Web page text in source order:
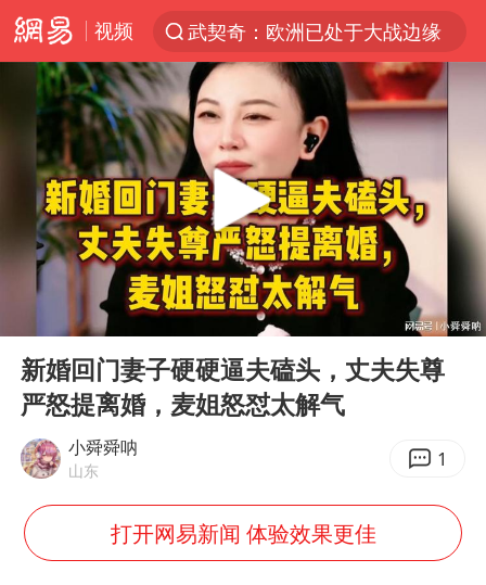
视频
武契奇：欧洲已处于大战边缘
新能源汽车产业链提速
中国一重原副总经理陆文俊获刑15年
“白海豚”拐了个弯 走出罕见路线
APEC峰会倒计时100天
大连一起飞航班因乘客可乐爆瓶折返
女孩每天“拼豆”拼坏眼睛
“老戏骨”秦焰去世
“还不如不放假”
血指纹匹配成功，20年悬案告破！凶手被执行死刑
7月CPI同比上涨0.5% 经济内生增长动力持续增强
Play
09:37
新婚回门妻子硬硬逼夫磕头，丈夫失尊
严怒提离婚，麦姐怒怼太解气
小舜舜呐
山东 1
打开网易新闻 体验效果更佳